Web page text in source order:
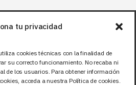
tu privacidad
cookies técnicas con la finalidad de
su correcto funcionamiento. No recaba ni
de los usuarios. Para obtener información
acceda a nuestra Política de cookies.